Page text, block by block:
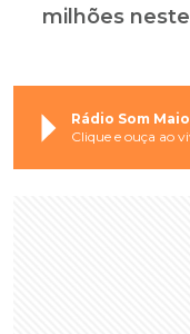
milhões
Rádio Som
Clique e ouça ao